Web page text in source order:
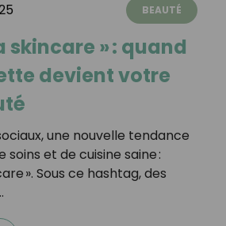
BEAUTÉ
skincare » : quand
devient votre
une nouvelle tendance
soins et de cuisine saine :
». Sous ce hashtag, des